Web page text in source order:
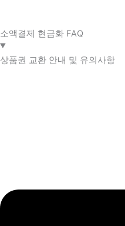
소액결제 현금화 FAQ​
상품권 교환 안내 및 유의사항